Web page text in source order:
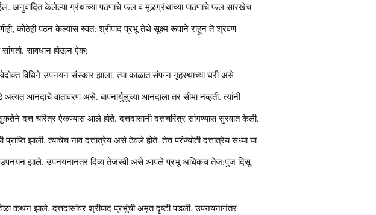
अनुवादित केलेल्या ग्रंथाच्या पठणाचे फल व मूळग्रंथाच्या पाठणाचे फल सारखेच
कोठेही पठन केल्यास स्वत: श्रीपाद प्रभू तेथे सूक्ष्म रूपाने राहून ते श्रवण
सावधान होऊन ऐक;
वेदोक्त विधिने उपनयन संस्कार झाला. त्या काळात संपन्न गृहस्थाच्या घरी असे
आनंदाचे वातावरण असे. बापनार्युलुच्या आनंदाला तर सीमा नव्हती. त्यांनी
दत्त चरित्र ऐकण्यास आले होते. दत्तदासानी दत्तचरित्र सांगण्यास सुरवात केली.
झाली. त्याचेच नाव दत्तात्रेय असे ठेवले होते. तेच परंज्योती दत्तात्रेय सध्या या
उपनयन झाले. उपनयनानंतर दिव्य तेजस्वी असे आपले प्रभू अधिकच तेज:पुंज दिसू
कथन झाले. दत्तदासांवर श्रीपाद प्रभूंची अमृत दृष्टी पडली. उपनयनानंतर